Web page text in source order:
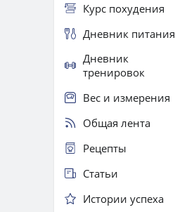
Курс похудения
Дневник питания
Дневник
тренировок
Вес и измерения
Общая лента
Рецепты
Статьи
Истории успеха